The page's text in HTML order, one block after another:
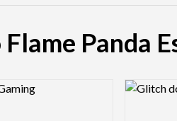
Panda
Logo